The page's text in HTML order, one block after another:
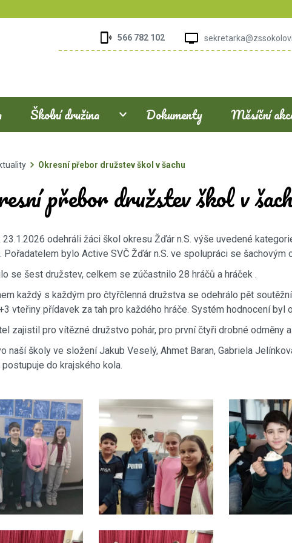
566 782 102
Školní družina Dokumenty Měsíční
Okresní přebor družstev škol v šachu
přebor družstev škol v
23.1.2026 odehráli žáci škol okresu Žďár n.S. výše uvedené
Pořadatelem bylo Active SVČ Žďár n.S. ve spolupráci se šachovým
se šest družstev, celkem se zúčastnilo 28 hráčů a hráček .
každý s každým pro čtyřčlenná družstva se odehrálo pět
vteřiny přídavek za tah pro každého hráče. Systém hodnocení byl
zajistil pro vítězné družstvo pohár, pro první čtyři drobné odměny
naší školy ve složení Jakub Veselý, Ahmet Baran, Gabriela
do krajského kola.